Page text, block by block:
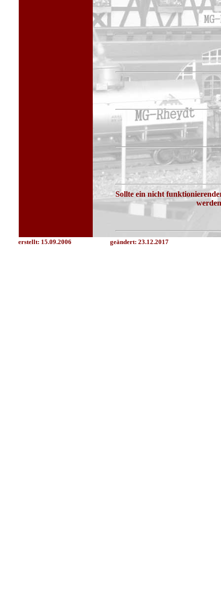
Sollte ein nicht
erstellt: 15.09.2006 geändert: 23.12.2017